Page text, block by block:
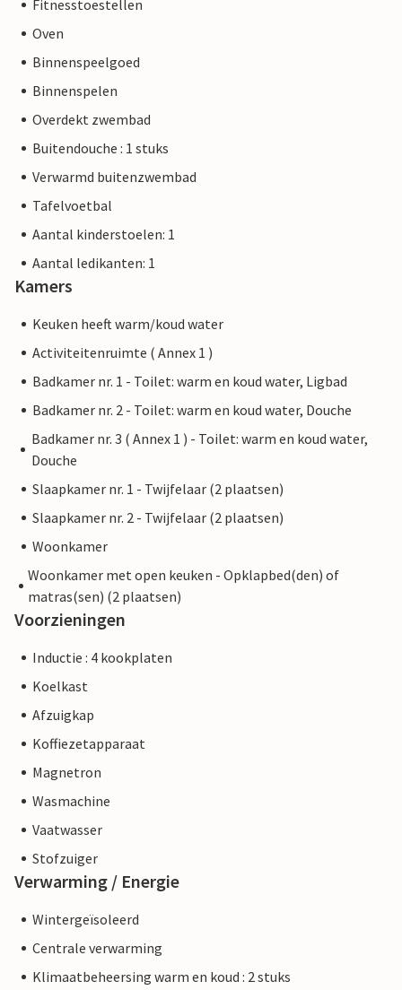
Fitnesstoestellen
Oven
Binnenspeelgoed
Binnenspelen
Overdekt zwembad
Buitendouche : 1 stuks
Verwarmd buitenzwembad
Tafelvoetbal
Aantal kinderstoelen: 1
Aantal ledikanten: 1
Kamers
Keuken heeft warm/koud water
Activiteitenruimte ( Annex 1 )
Badkamer nr. 1 - Toilet: warm en koud water, Ligbad
Badkamer nr. 2 - Toilet: warm en koud water, Douche
Badkamer nr. 3 ( Annex 1 ) - Toilet: warm en koud water,
Douche
Slaapkamer nr. 1 - Twijfelaar (2 plaatsen)
Slaapkamer nr. 2 - Twijfelaar (2 plaatsen)
Woonkamer
Woonkamer met open keuken - Opklapbed(den) of
matras(sen) (2 plaatsen)
Voorzieningen
Inductie : 4 kookplaten
Koelkast
Afzuigkap
Koffiezetapparaat
Magnetron
Wasmachine
Vaatwasser
Stofzuiger
Verwarming / Energie
Wintergeïsoleerd
Centrale verwarming
Klimaatbeheersing warm en koud : 2 stuks